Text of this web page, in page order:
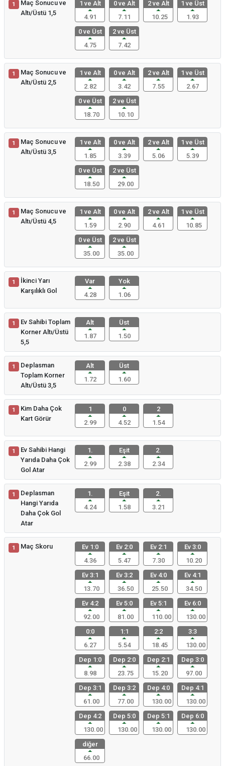
1
Maç Sonucu ve
Altı/Üstü 1,5
1 ve Alt
4.91
0 ve Alt
7.11
2 ve Alt
10.25
1 ve Üst
1.93
0 ve Üst
4.75
2 ve Üst
7.42
1
Maç Sonucu ve
Altı/Üstü 2,5
1 ve Alt
2.82
0 ve Alt
3.42
2 ve Alt
7.55
1 ve Üst
2.67
0 ve Üst
18.70
2 ve Üst
10.10
1
Maç Sonucu ve
Altı/Üstü 3,5
1 ve Alt
1.85
0 ve Alt
3.39
2 ve Alt
5.06
1 ve Üst
5.39
0 ve Üst
18.50
2 ve Üst
29.00
1
Maç Sonucu ve
Altı/Üstü 4,5
1 ve Alt
1.59
0 ve Alt
2.90
2 ve Alt
4.61
1 ve Üst
10.85
0 ve Üst
35.00
2 ve Üst
35.00
1
İkinci Yarı
Karşılıklı Gol
Var
4.28
Yok
1.06
1
Ev Sahibi Toplam
Korner Altı/Üstü
5,5
Alt
1.87
Üst
1.50
1
Deplasman
Toplam Korner
Altı/Üstü 3,5
Alt
1.72
Üst
1.60
1
Kim Daha Çok
Kart Görür
1
2.99
0
4.52
2
1.54
1
Ev Sahibi Hangi
Yarıda Daha Çok
Gol Atar
1.
2.99
Eşit
2.38
2.
2.34
1
Deplasman
Hangi Yarıda
Daha Çok Gol
Atar
1.
4.24
Eşit
1.58
2.
3.21
1 Maç Skoru
Ev 1:0
4.36
Ev 2:0
5.47
Ev 2:1
7.30
Ev 3:0
10.20
Ev 3:1
13.70
Ev 3:2
36.50
Ev 4:0
25.50
Ev 4:1
34.50
Ev 4:2
92.00
Ev 5:0
81.00
Ev 5:1
110.00
Ev 6:0
130.00
0:0
6.27
1:1
5.54
2:2
18.45
3:3
130.00
Dep 1:0
8.98
Dep 2:0
23.75
Dep 2:1
15.20
Dep 3:0
97.00
Dep 3:1
61.00
Dep 3:2
77.00
Dep 4:0
130.00
Dep 4:1
130.00
Dep 4:2
130.00
Dep 5:0
130.00
Dep 5:1
130.00
Dep 6:0
130.00
diğer
66.00